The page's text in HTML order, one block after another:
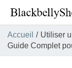
Accueil / Utiliser
Guide Complet